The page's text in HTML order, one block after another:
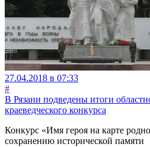
27.04.2018 в 07:33
#
В Рязани подведены итоги
краеведческого конкурса
Конкурс «Имя героя на карте
сохранению исторической памяти